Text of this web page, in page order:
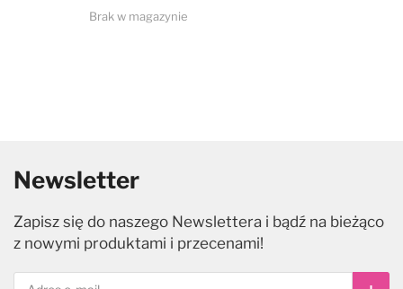
zniszczonej sierści,
Brak w magazynie
Newsletter
Zapisz się do naszego Newslettera i bądź na bieżąco
z nowymi produktami i przecenami!